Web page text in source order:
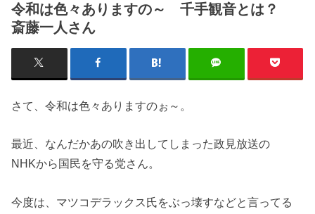
令和は色々ありますの～ 千手観音とは？
斎藤一人さん
さて、令和は色々ありますのぉ～。
最近、なんだかあの吹き出してしまった政見放送の
NHKから国民を守る党さん。
今度は、マツコデラックス氏をぶっ壊すなどと言ってる